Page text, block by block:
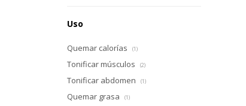
Uso
Quemar calorías (1)
Tonificar músculos (2)
Tonificar abdomen (1)
Quemar grasa (1)